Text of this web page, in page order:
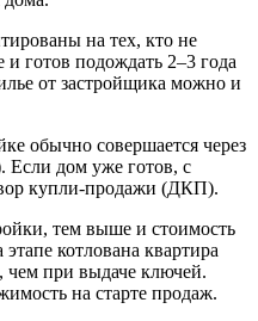
на тех, кто не
и готов подождать 2–3 года
от застройщика можно и
обычно совершается через
Если дом уже готов, с
купли-продажи (ДКП).
тем выше и стоимость
котлована квартира
чем при выдаче ключей.
на старте продаж.